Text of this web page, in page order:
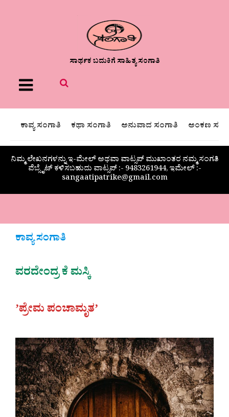
ಸಾರ್ಥಕ ಬದುಕಿಗೆ ಸಾಹಿತ್ಯ ಸಂಗಾತಿ
Menu
ಕಾವ್ಯ ಸಂಗಾತಿ ಕಥಾ ಸಂಗಾತಿ ಅನುವಾದ ಸಂಗಾತಿ ಅಂಕಣ
ನಿಮ್ಮ ಲೇಖನಗಳನ್ನು ಇ-ಮೇಲ್ ಅಥವಾ ವಾಟ್ಸಪ್ ಮುಖಾಂತರ ನಮ್ಮ ಸಂಗತಿ
ವೆಬ್ಸೈಟ್ ಕಳಿಸಬಹುದು ವಾಟ್ಸಪ್‌ :- 9483261944, ಇಮೇಲ್ :-
sangaatipatrike@gmail.com
ಕಾವ್ಯ ಸಂಗಾತಿ
ವರದೇಂದ್ರ ಕೆ ಮಸ್ಕಿ
ʼಪ್ರೇಮ ಪಂಚಾಮೃತʼ